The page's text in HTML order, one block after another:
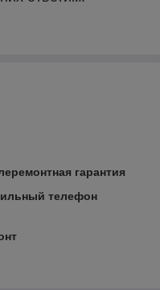
гарантия
телефон